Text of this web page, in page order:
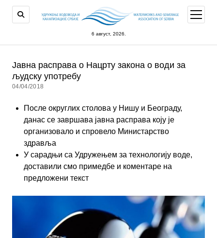
6 август, 2026.
open
menu
Јавна расправа о Нацрту закона о води за
људску употребу
04/04/2018
После округлих столова у Нишу и Београду,
данас се завршава јавна расправа коју је
организовало и спровело Министарство
здравља
У сарадњи са Удружењем за технологију воде,
доставили смо примедбе и коментаре на
предложени текст